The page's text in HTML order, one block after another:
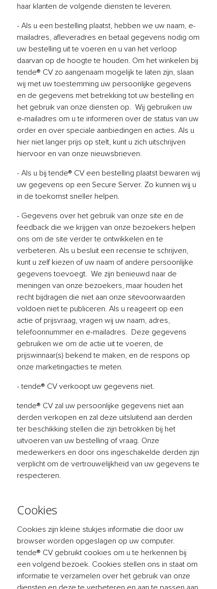
haar klanten de volgende diensten te leveren.
- Als u een bestelling plaatst, hebben we uw naam, e-
mailadres, afleveradres en betaal gegevens nodig om
uw bestelling uit te voeren en u van het verloop
daarvan op de hoogte te houden. Om het winkelen bij
tende® CV zo aangenaam mogelijk te laten zijn, slaan
wij met uw toestemming uw persoonlijke gegevens
en de gegevens met betrekking tot uw bestelling en
het gebruik van onze diensten op. Wij gebruiken uw
e-mailadres om u te informeren over de status van uw
order en over speciale aanbiedingen en acties. Als u
hier niet langer prijs op stelt, kunt u zich uitschrijven
hiervoor en van onze nieuwsbrieven.
- Als u bij tende® CV een bestelling plaatst bewaren wij
uw gegevens op een Secure Server. Zo kunnen wij u
in de toekomst sneller helpen.
- Gegevens over het gebruik van onze site en de
feedback die we krijgen van onze bezoekers helpen
ons om de site verder te ontwikkelen en te
verbeteren. Als u besluit een recensie te schrijven,
kunt u zelf kiezen of uw naam of andere persoonlijke
gegevens toevoegt. We zijn benieuwd naar de
meningen van onze bezoekers, maar houden het
recht bijdragen die niet aan onze sitevoorwaarden
voldoen niet te publiceren. Als u reageert op een
actie of prijsvraag, vragen wij uw naam, adres,
telefoonnummer en e-mailadres. Deze gegevens
gebruiken we om de actie uit te voeren, de
prijswinnaar(s) bekend te maken, en de respons op
onze marketingacties te meten.
- tende® CV verkoopt uw gegevens niet.
tende® CV zal uw persoonlijke gegevens niet aan
derden verkopen en zal deze uitsluitend aan derden
ter beschikking stellen die zijn betrokken bij het
uitvoeren van uw bestelling of vraag. Onze
medewerkers en door ons ingeschakelde derden zijn
verplicht om de vertrouwelijkheid van uw gegevens te
respecteren.
Cookies
Cookies zijn kleine stukjes informatie die door uw
browser worden opgeslagen op uw computer.
tende® CV gebruikt cookies om u te herkennen bij
een volgend bezoek. Cookies stellen ons in staat om
informatie te verzamelen over het gebruik van onze